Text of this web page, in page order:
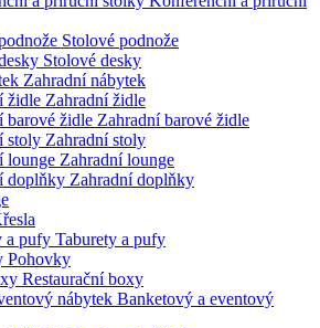
Stolové podnože
Stolové desky
Zahradní nábytek
Zahradní židle
Zahradní barové židle
Zahradní stoly
Zahradní lounge
Zahradní doplňky
Taburety a pufy
Pohovky
Restaurační boxy
Banketový a eventový